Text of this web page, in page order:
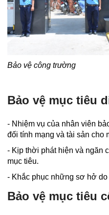
Bảo vệ công trường
Bảo vệ mục tiêu
- Nhiệm vụ của nhân viên
đối tính mạng và tài sản cho
- Kịp thời phát hiện và ngăn
mục tiêu.
- Khắc phục những sơ hở do
Bảo vệ mục tiêu